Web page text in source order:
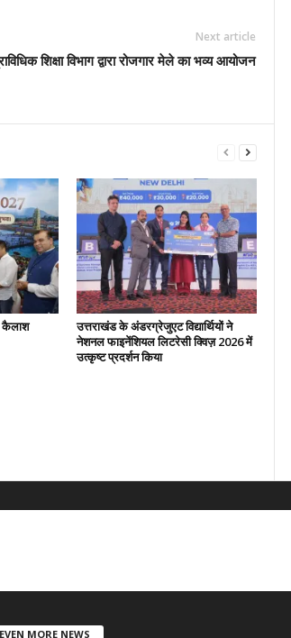
Next article
शिक्षा विभाग द्वारा रोजगार मेले का भव्य आयोजन
कैलाश
उत्तराखंड के अंडरग्रेजुएट विद्यार्थियों ने
नेशनल फाइनेंशियल लिटरेसी क्विज़ 2026 में
उत्कृष्ट प्रदर्शन किया
EVEN MORE NEWS